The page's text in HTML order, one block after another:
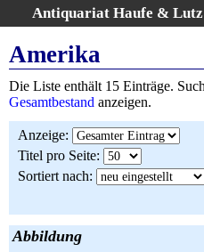
Antiquariat Haufe & Lutz
Home
Gesamtbestand
Kategorien
Schlagwörter
Suchergebnisse
AGB
Amerika
Die Liste enthält 15 Einträge.
Gesamtbestand anzeigen.
Anzeige:
Titel pro Seite:
Sortiert nach:
Abbildung